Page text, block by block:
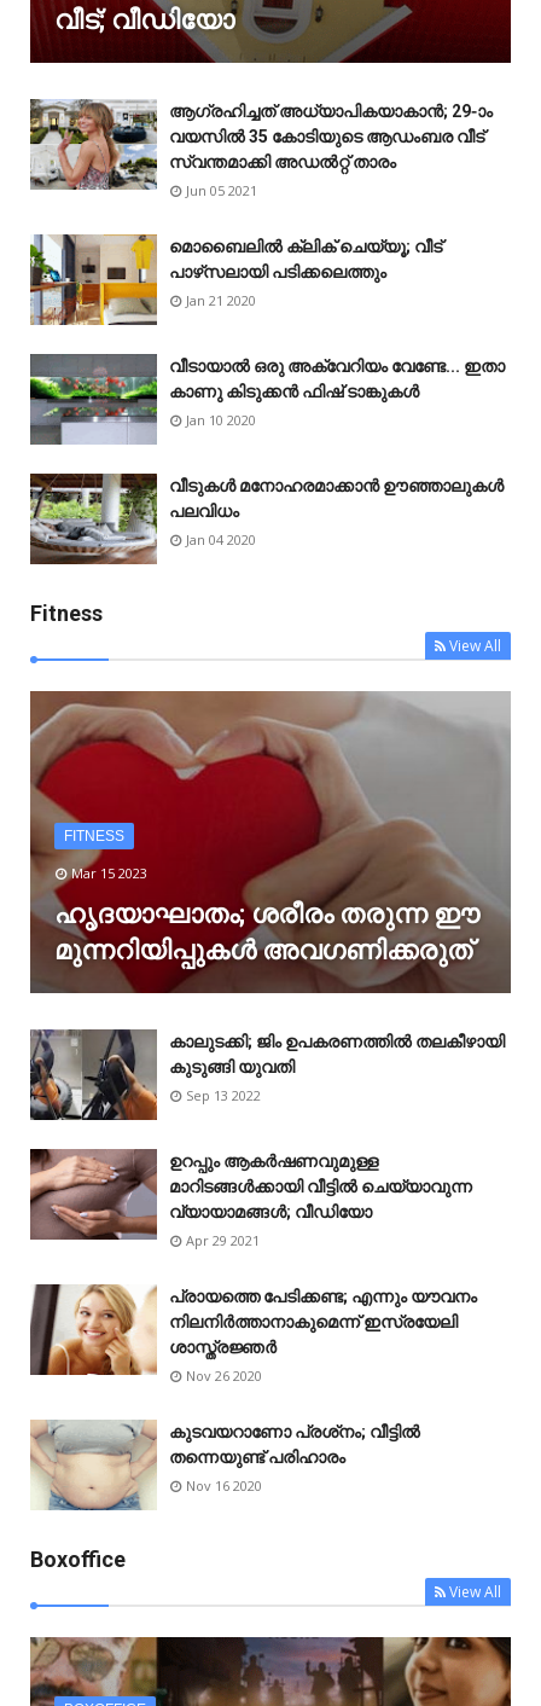
വീട്; വീഡിയോ
ആഗ്രഹിച്ചത് അധ്യാപികയാകാൻ; 29-ാം
വയസിൽ 35 കോടിയുടെ ആഡംബര വീട്
സ്വന്തമാക്കി അഡൽറ്റ് താരം
Jun 05 2021
മൊബൈലിൽ ക്ലിക് ചെയ്യൂ; വീട്
പാഴ്‌സലായി പടിക്കലെത്തും
Jan 21 2020
വീടായാൽ ഒരു അക്വേറിയം വേണ്ടേ... ഇതാ
കാണു കിടുക്കൻ ഫിഷ് ടാങ്കുകൾ
Jan 10 2020
വീടുകൾ മനോഹരമാക്കാൻ ഊഞ്ഞാലുകൾ
പലവിധം
Jan 04 2020
Fitness
View All
FITNESS
Mar 15 2023
ഹൃദയാഘാതം; ശരീരം തരുന്ന ഈ
മുന്നറിയിപ്പുകൾ അവഗണിക്കരുത്
കാലുടക്കി; ജിം ഉപകരണത്തിൽ തലകീഴായി
കുടുങ്ങി യുവതി
Sep 13 2022
ഉറപ്പും ആകർഷണവുമുള്ള
മാറിടങ്ങൾക്കായി വീട്ടിൽ ചെയ്യാവുന്ന
വ്യായാമങ്ങൾ; വീഡിയോ
Apr 29 2021
പ്രായത്തെ പേടിക്കണ്ട; എന്നും യൗവനം
നിലനിർത്താനാകുമെന്ന് ഇസ്രയേലി
ശാസ്ത്രജ്ഞർ
Nov 26 2020
കുടവയറാണോ പ്രശ്‌നം; വീട്ടിൽ
തന്നെയുണ്ട് പരിഹാരം
Nov 16 2020
Boxoffice
View All